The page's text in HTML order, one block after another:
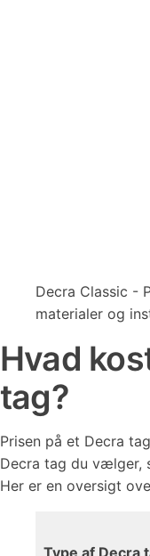
Decra Classic -
materialer og
Hvad
tag?
Prisen på et Decra
Decra tag du vælger,
Her er en oversigt
Type af Decra